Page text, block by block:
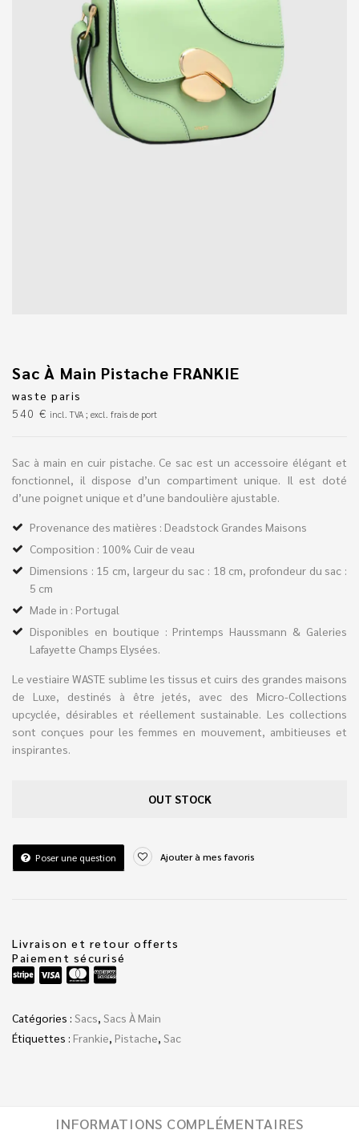
Sac À Main Pistache FRANKIE
waste paris
540 € incl. TVA ; excl. frais de port
Sac à main en cuir pistache. Ce sac est un accessoire élégant et
fonctionnel, il dispose d’un compartiment unique. Il est doté
d’une poignet unique et d’une bandoulière ajustable.
Provenance des matières : Deadstock Grandes Maisons
Composition : 100% Cuir de veau
Dimensions : 15 cm, largeur du sac : 18 cm, profondeur du sac :
5 cm
Made in : Portugal
Disponibles en boutique : Printemps Haussmann & Galeries
Lafayette Champs Elysées.
Le vestiaire WASTE sublime les tissus et cuirs des grandes maisons
de Luxe, destinés à être jetés, avec des Micro-Collections
upcyclée, désirables et réellement sustainable. Les collections
sont conçues pour les femmes en mouvement, ambitieuses et
inspirantes.
OUT STOCK
Poser une question Ajouter à mes favoris
Livraison et retour offerts
Paiement sécurisé
Catégories : Sacs Sacs À Main
Étiquettes : Frankie Pistache Sac
INFORMATIONS COMPLÉMENTAIRES